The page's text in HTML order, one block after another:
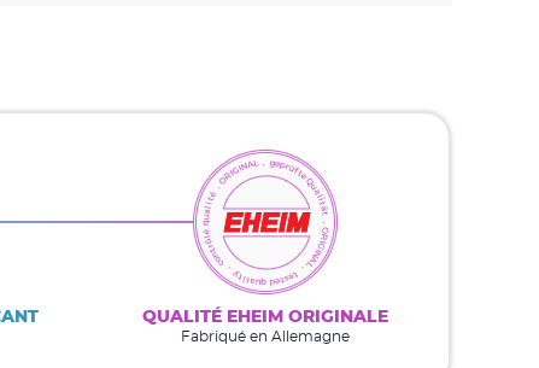
QUALITÉ EHEIM ORIGINALE
Fabriqué en Allemagne